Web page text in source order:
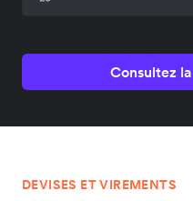
Consultez
DEVISES ET VIREMENTS